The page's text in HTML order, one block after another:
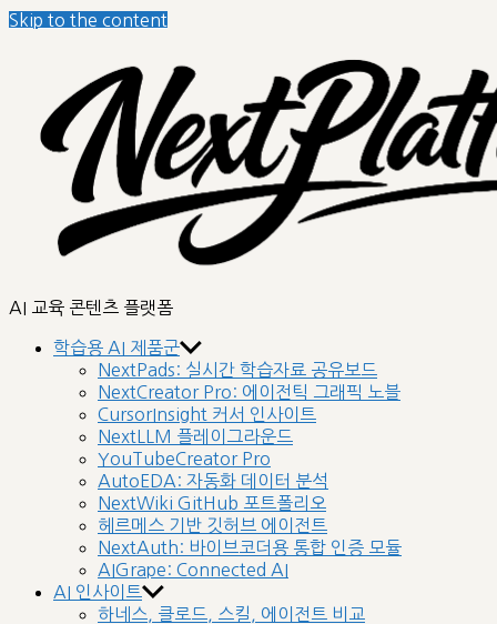
Skip to the content
nextplatform
AI 교육 콘텐츠 플랫폼
학습용 AI 제품군
NextPads: 실시간 학습자료 공유보드
NextCreator Pro: 에이전틱 그래픽 노블
CursorInsight 커서 인사이트
NextLLM 플레이그라운드
YouTubeCreator Pro
AutoEDA: 자동화 데이터 분석
NextWiki GitHub 포트폴리오
헤르메스 기반 깃허브 에이전트
NextAuth: 바이브코더용 통합 인증 모듈
AIGrape: Connected AI
AI 인사이트
하네스, 클로드, 스킬, 에이전트 비교